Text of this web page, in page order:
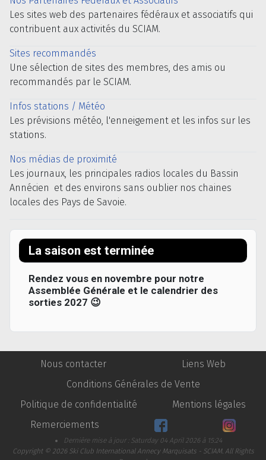
Les sites web des partenaires fédéraux et associatifs qui
contribuent aux activités du SCIAM.
Sites recommandés
Une sélection de sites des membres, des amis ou
recommandés par le SCIAM.
Infos stations / Météo
Les prévisions météo, l'enneigement et les infos sur les
stations.
Nos médias de proximité
Les journaux, les principales radios locales du Bassin
Annécien et des environs sans oublier nos chaines
locales des Pays de Savoie.
La saison est terminée
Rendez vous en novembre pour notre
Assemblée Générale et le calendrier des
sorties 2027 😉
Nous contacter
Liens Web
Conditions Générales de Vente
Politique de confidentialité
Mentions légales
Remerciements
Facebook
Dernière mise à jour : Saturday 04 April 2026 à 15:24
Copyright © 2026 Ski Club International Annecy Marquisats - SCIAM. All Rights